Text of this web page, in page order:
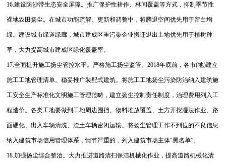
16.建设防沙带生态安全屏障。推广保护性耕作、林间覆盖等方式，抑制季节性
裸地农田扬尘。在城市功能疏解、更新和调整中，将腾退空间优先用于留白增
绿。建设城市绿道绿廊，城市建成区重污染企业搬迁退出土地优先用于植树种
草，大力提高城市建成区绿化覆盖率。
17.全面提升施工扬尘管控水平。严格施工扬尘监管。2018年底前，各市(地)建立
施工工地管理清单。稳妥推广装配式建筑。将施工工地扬尘污染防治纳入建筑施
工安全生产标准化文明施工管理范畴，建立扬尘控制责任制度，治理费用列入工
程造价。各类工地要做到工地周边围挡、物料堆放覆盖、土方开挖湿法作业、路
面硬化、出入车辆清洗、渣土车辆密闭运输。将扬尘管理工作不到位的不良信息
纳入建筑市场信用管理体系，情节严重的，列入建筑市场主体“黑名单”。
18.加强扬尘综合整治。大力推进道路清扫保洁机械化作业，提高道路机械化清